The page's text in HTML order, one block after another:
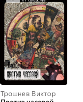
Трошнев Виктор